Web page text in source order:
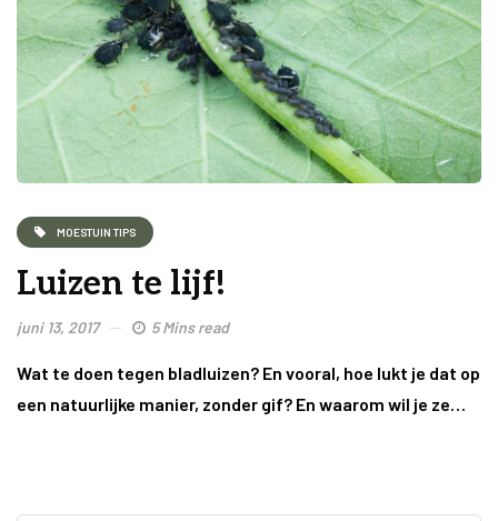
MOESTUIN TIPS
Luizen te lijf!
juni 13, 2017 5 Mins read
Wat te doen tegen bladluizen? En vooral, hoe lukt je dat op
een natuurlijke manier, zonder gif? En waarom wil je ze…